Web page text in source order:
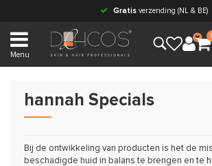
Gratisverzending (NL & BE)
Menu
hannah Specials
Bij de ontwikkeling van producten is het de
beschadigde huid in balans te brengen en te